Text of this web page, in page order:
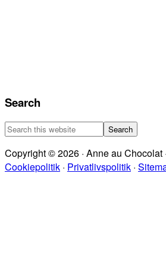
Search
Search
website
Copyright © 2026 · Anne au Chocolat ·
Cookiepolitik · Privatlivspolitik ·